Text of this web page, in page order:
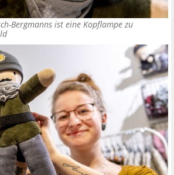
Bergmanns ist eine Kopflampe zu